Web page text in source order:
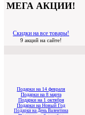
МЕГА АКЦИИ!
Скидки на все товары!
9 акций на сайте!
Подарки на 14 февраля
Подарки на 8 марта
Подарки на 1 октября
Подарки на Новый Год
Подарки на День Валентина